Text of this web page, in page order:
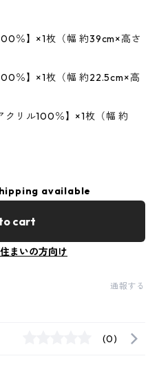
％】×1枚（幅 約39cm×高さ
％】×1枚（幅 約22.5cm×高
リル100％】×1枚（幅 約
available
cart
まいの方向け
通報する
(0)